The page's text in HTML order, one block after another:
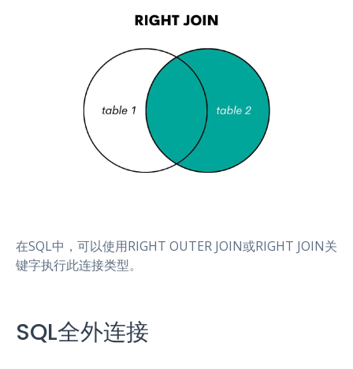
在SQL中，可以使用RIGHT OUTER JOIN或RIGHT JOIN关
键字执行此连接类型。
SQL全外连接